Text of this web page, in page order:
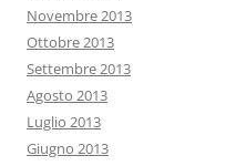
Novembre 2013
Ottobre 2013
Settembre 2013
Agosto 2013
Luglio 2013
Giugno 2013